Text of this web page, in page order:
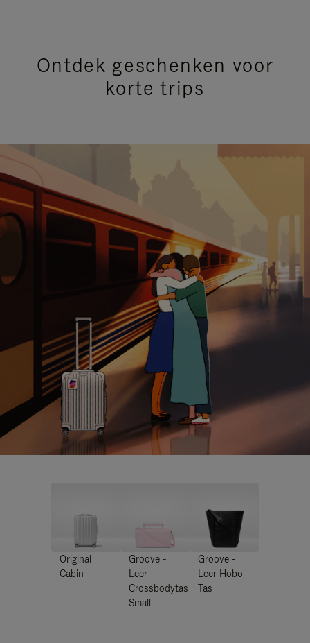
Ontdek geschenken voor
korte trips
Original
Cabin
Groove -
Leer
Crossbodytas
Small
Groove -
Leer Hobo
Tas